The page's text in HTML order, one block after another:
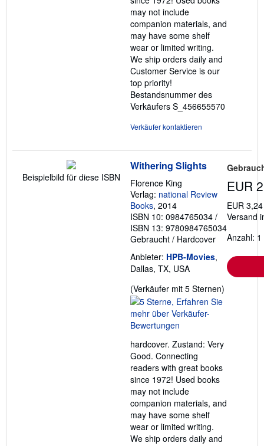
may not include
companion materials, and
may have some shelf
wear or limited writing.
We ship orders daily and
Customer Service is our
top priority!
Bestandsnummer des
Verkäufers S_456655570
Verkäufer kontaktieren
Beispielbild für diese ISBN
Withering Slights
Florence King
Verlag: national Review
Books, 2014
ISBN 10: 0984765034 /
ISBN 13: 9780984765034
Gebraucht / Hardcover
Anbieter: HPB-Movies,
Dallas, TX, USA
(Verkäufer mit 5 Sternen)
hardcover. Zustand: Very
Good. Connecting
readers with great books
since 1972! Used books
may not include
companion materials, and
may have some shelf
wear or limited writing.
We ship orders daily and
EUR
EUR
Versand
Anzahl: